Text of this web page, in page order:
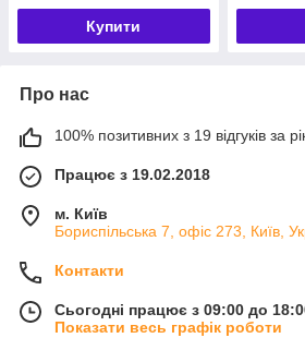
Купити
Про нас
100% позитивних з 19 відгуків за
Працює з 19.02.2018
м. Київ
Бориспільська 7, офіс 273, Київ,
Контакти
Сьогодні працює з 09:00 до
Показати весь графік роботи